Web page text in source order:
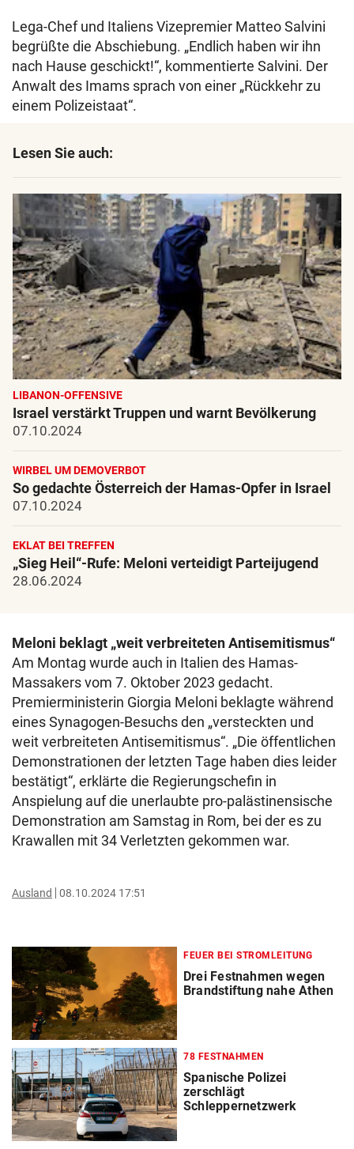
Lega-Chef und Italiens Vizepremier Matteo Salvini
begrüßte die Abschiebung. „Endlich haben wir ihn
nach Hause geschickt!“, kommentierte Salvini. Der
Anwalt des Imams sprach von einer „Rückkehr zu
einem Polizeistaat“.
Lesen Sie auch:
LIBANON-OFFENSIVE
Israel verstärkt Truppen und warnt Bevölkerung
07.10.2024
WIRBEL UM DEMOVERBOT
So gedachte Österreich der Hamas-Opfer in Israel
07.10.2024
EKLAT BEI TREFFEN
„Sieg Heil“-Rufe: Meloni verteidigt Parteijugend
28.06.2024
Meloni beklagt „weit verbreiteten Antisemitismus“
Am Montag wurde auch in Italien des Hamas-
Massakers vom 7. Oktober 2023 gedacht.
Premierministerin Giorgia Meloni beklagte während
eines Synagogen-Besuchs den „versteckten und
weit verbreiteten Antisemitismus“. „Die öffentlichen
Demonstrationen der letzten Tage haben dies leider
bestätigt“, erklärte die Regierungschefin in
Anspielung auf die unerlaubte pro-palästinensische
Demonstration am Samstag in Rom, bei der es zu
Krawallen mit 34 Verletzten gekommen war.
Ausland 08.10.2024 17:51
FEUER BEI STROMLEITUNG
Drei Festnahmen wegen
Brandstiftung nahe Athen
78 FESTNAHMEN
Spanische Polizei
zerschlägt
Schleppernetzwerk